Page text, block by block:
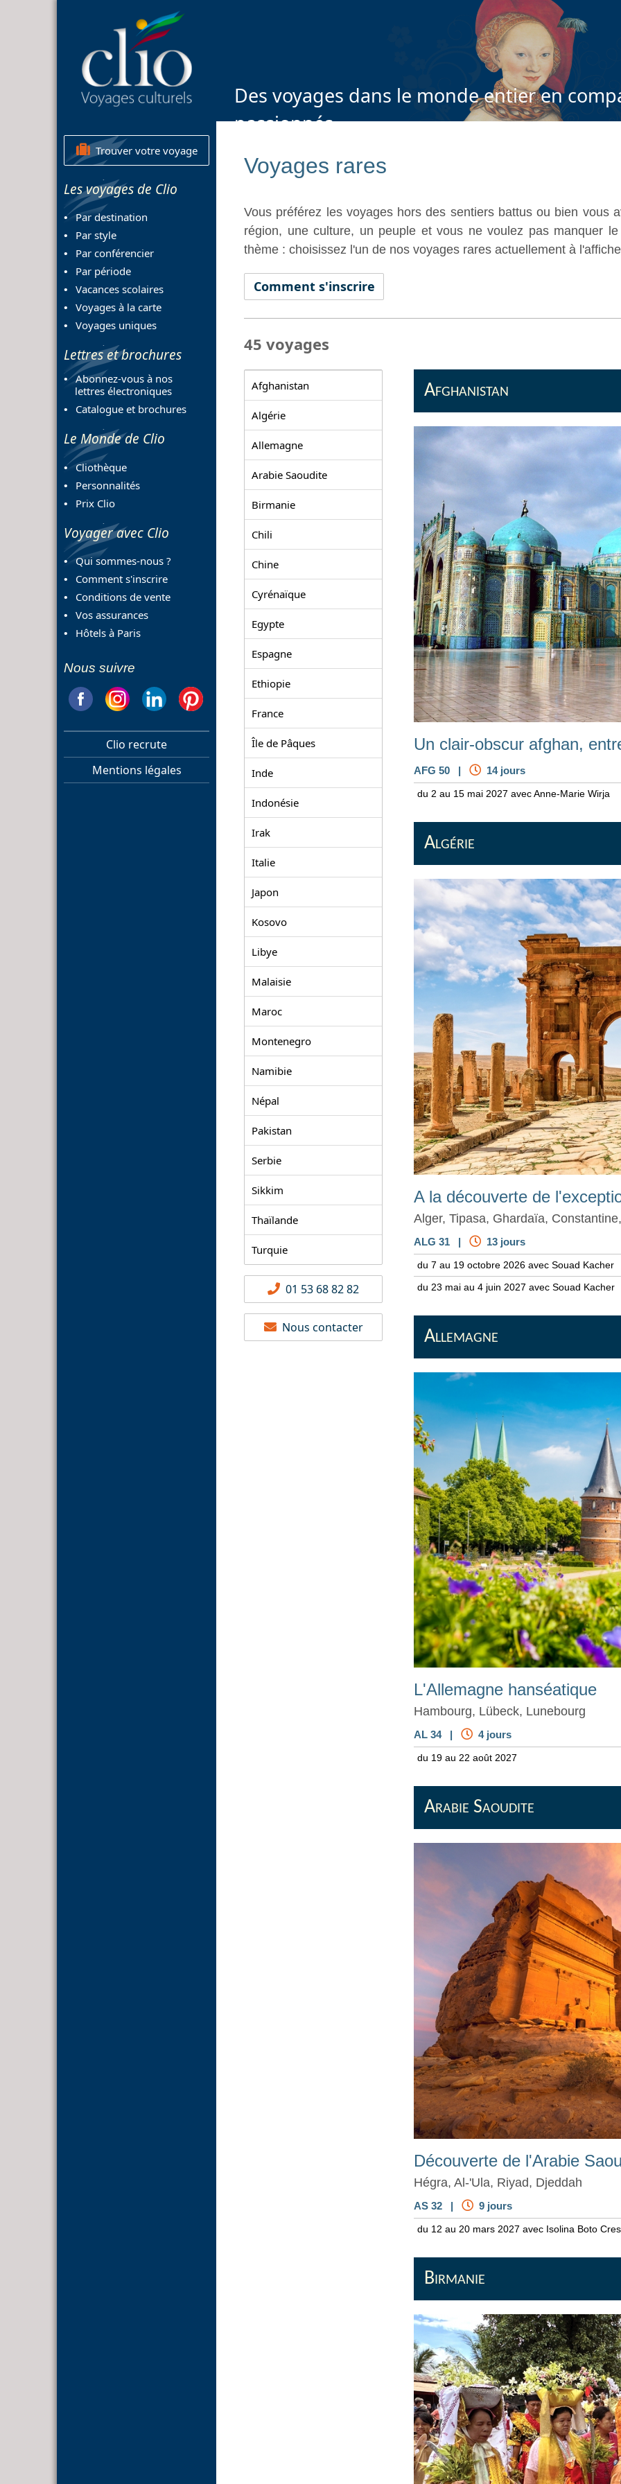
Des voyages dans le monde entier en
passionnés
Trouver votre voyage
Les voyages de Clio
Par destination
Par style
Par conférencier
Par période
Vacances scolaires
Voyages à la carte
Voyages uniques
Lettres et brochures
Abonnez-vous à nos
lettres électroniques
Catalogue et brochures
Le Monde de Clio
Cliothèque
Personnalités
Prix Clio
Voyager avec Clio
Qui sommes-nous ?
Comment s'inscrire
Conditions de vente
Vos assurances
Hôtels à Paris
Nous suivre
Clio recrute
Mentions légales
Voyages rares
Vous préférez les voyages hors des sentiers battus ou bien vous
région, une culture, un peuple et vous ne voulez pas manquer
thème : choisissez l'un de nos voyages rares actuellement à
Comment s'inscrire
45 voyages
Afghanistan
Algérie
Allemagne
Arabie Saoudite
Birmanie
Chili
Chine
Cyrénaïque
Egypte
Espagne
Ethiopie
France
Île de Pâques
Inde
Indonésie
Irak
Italie
Japon
Kosovo
Libye
Malaisie
Maroc
Montenegro
Namibie
Népal
Pakistan
Serbie
Sikkim
Thaïlande
Turquie
01 53 68 82 82
Nous contacter
Afghanistan
Un clair-obscur afghan,
AFG 50 | 14 jours
du 2 au 15 mai 2027 avec Anne-Marie Wirja
Algérie
A la découverte de
Alger, Tipasa, Ghardaïa,
ALG 31 | 13 jours
du 7 au 19 octobre 2026 avec Souad Kacher
du 23 mai au 4 juin 2027 avec Souad Kacher
Allemagne
L'Allemagne hanséatique
Hambourg, Lübeck, Lunebourg
AL 34 | 4 jours
du 19 au 22 août 2027
Arabie Saoudite
Découverte de l'Arabie
Hégra, Al-'Ula, Riyad, Djeddah
AS 32 | 9 jours
du 12 au 20 mars 2027 avec Isolina Boto
Birmanie